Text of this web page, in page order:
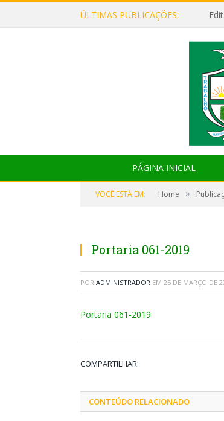
ÚLTIMAS PUBLICAÇÕES:
PÁGINA INICIAL
VOCÊ ESTÁ EM: Home »
Portaria 061-2019
POR ADMINISTRADOR EM 25 DE MARÇO DE
Portaria 061-2019
COMPARTILHAR:
CONTEÚDO RELACIONADO